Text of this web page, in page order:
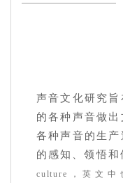
声音文化研究
的各种声音做
各种声音的生
的感知、领悟和
culture，英文中